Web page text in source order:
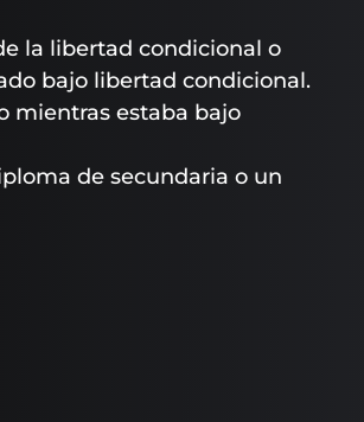
la libertad condicional o
bajo libertad condicional.
mientras estaba bajo
de secundaria o un